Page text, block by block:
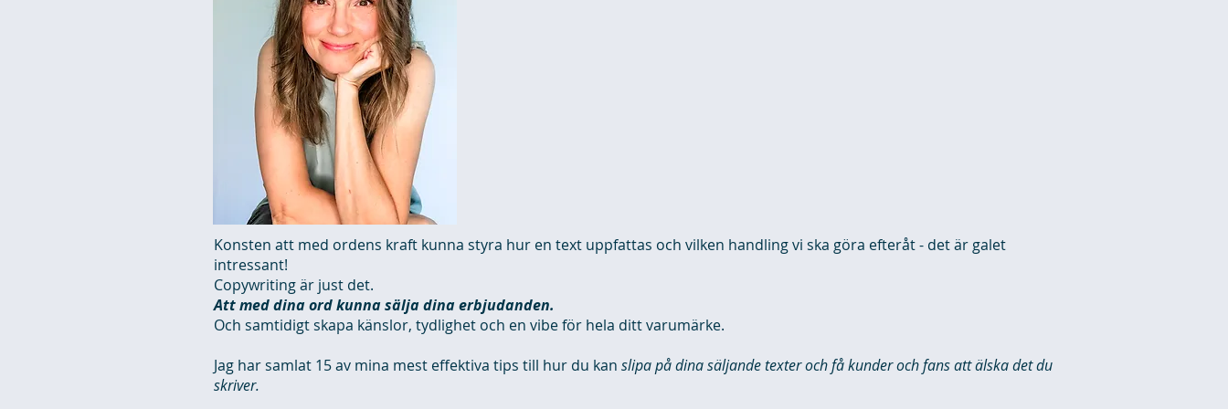
Konsten att med ordens kraft kunna styra hur en text uppfattas och vilken handling vi ska göra efteråt - det är galet
intressant!
Copywriting är just det.
Att med dina ord kunna sälja dina erbjudanden.
Och samtidigt skapa känslor, tydlighet och en vibe för hela ditt varumärke.
Jag har samlat 15 av mina mest effektiva tips till hur du kan slipa på dina säljande texter och få kunder och fans att älska det du
skriver.